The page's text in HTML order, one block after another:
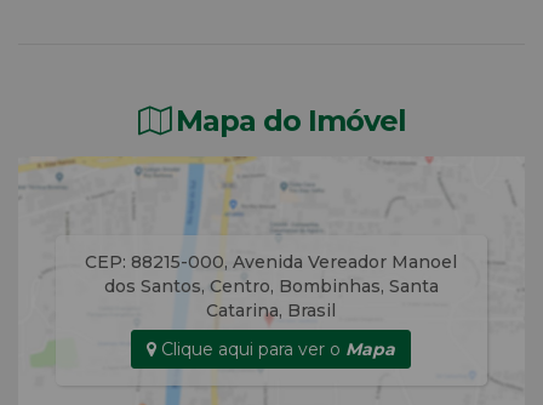
Mapa do Imóvel
CEP: 88215-000,Avenida Vereador Manoel
dos Santos, Centro, Bombinhas, Santa
Catarina, Brasil
Clique aqui para ver o Mapa